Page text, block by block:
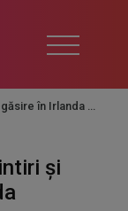
în Irlanda
și